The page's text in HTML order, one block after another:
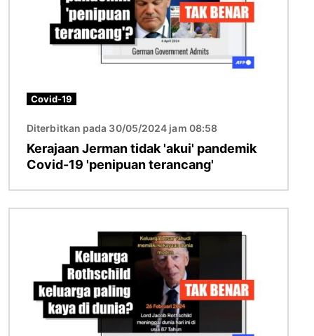
Covid-19
Diterbitkan pada 30/05/2024 jam 08:58
Kerajaan Jerman tidak 'akui' pandemik
Covid-19 'penipuan terancang'